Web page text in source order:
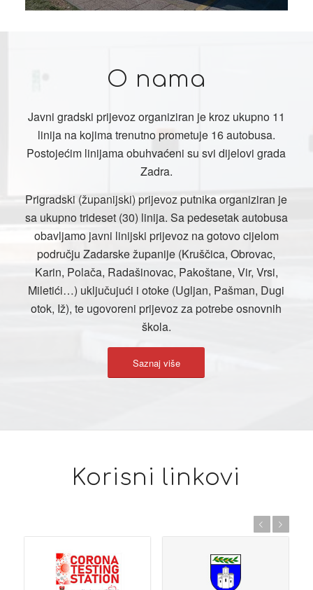
O nama
Javni gradski prijevoz organiziran je kroz ukupno 11
linija na kojima trenutno prometuje 16 autobusa.
Postojećim linijama obuhvaćeni su svi dijelovi grada
Zadra.
Prigradski (županijski) prijevoz putnika organiziran je
sa ukupno trideset (30) linija. Sa pedesetak autobusa
obavljamo javni linijski prijevoz na gotovo cijelom
području Zadarske županije (Kruščica, Obrovac,
Karin, Polača, Radašinovac, Pakoštane, Vir, Vrsi,
Miletići…) uključujući i otoke (Ugljan, Pašman, Dugi
otok, Iž), te ugovoreni prijevoz za potrebe osnovnih
škola.
Saznaj više
Korisni linkovi